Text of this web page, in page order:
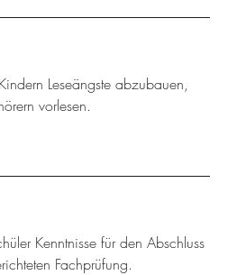
Leseängste abzubauen,
vorlesen.
Kenntnisse für den Abschluss
Fachprüfung.